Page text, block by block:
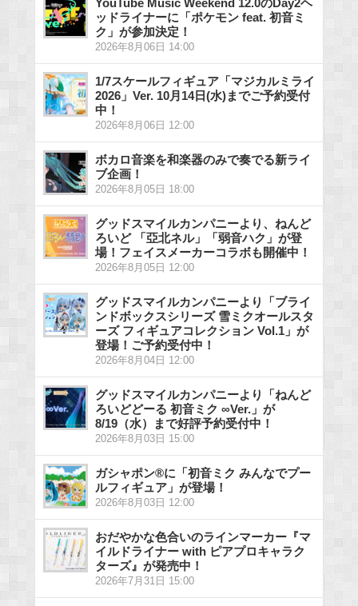
YouTube Music Weekend 12.0のDay2ヘ
ッドライナーに「ポケモン feat. 初音ミ
ク」が参加決定！
2026年8月06日 14:00
1/7スケールフィギュア「マジカルミライ
2026」Ver. 10月14日(水)までご予約受付
中！
2026年8月06日 12:00
ボカロ音楽を和楽器のみで奏でる新ライ
ブ企画！
2026年8月05日 18:00
グッドスマイルカンパニーより、ねんど
ろいど 「亞北ネル」「弱音ハク」が登
場！フェイスメーカーコラボも開催中！
2026年8月05日 12:00
グッドスマイルカンパニーより「ブライ
ンドボックスシリーズ 雪ミクオールスタ
ーズ フィギュアコレクション Vol.1」が
登場！ご予約受付中！
2026年8月04日 12:00
グッドスマイルカンパニーより「ねんど
ろいどどーる 初音ミク ∞Ver.」が
8/19（水）まで好評予約受付中！
2026年8月03日 15:00
ガシャポン®に「初音ミク みんなでプー
ルフィギュア」が登場！
2026年8月03日 12:00
おだやかな色合いのラインマーカー『マ
イルドライナー with ピアプロキャラク
ターズ』が発売中！
2026年7月31日 15:00